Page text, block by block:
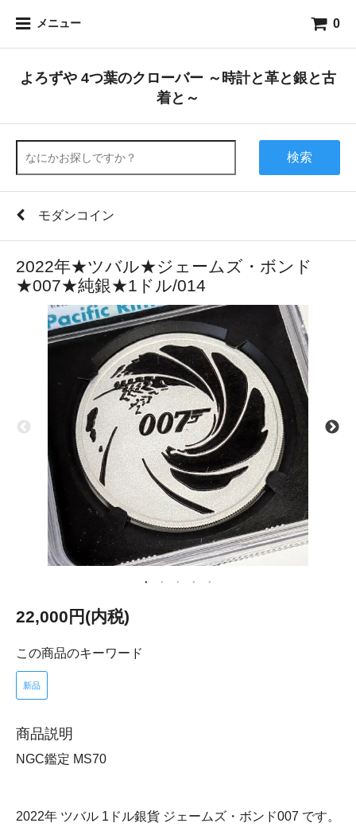
メニュー 0
よろずや 4つ葉のクローバー ～時計と革と銀と古
着と～
検索
モダンコイン
2022年★ツバル★ジェームズ・ボンド
★007★純銀★1ドル/014
22,000円(内税)
この商品のキーワード
新品
商品説明
NGC鑑定 MS70
2022年 ツバル 1ドル銀貨 ジェームズ・ボンド007 です。